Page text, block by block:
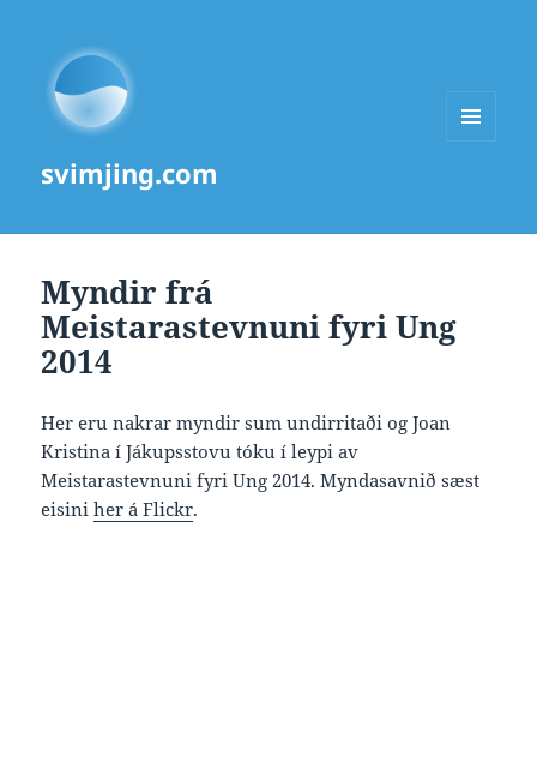
svimjing.com
Myndir frá
Meistarastevnuni fyri Ung
2014
Her eru nakrar myndir sum undirritaði og Joan
Kristina í Jákupsstovu tóku í leypi av
Meistarastevnuni fyri Ung 2014. Myndasavnið sæst
eisiniher á Flickr.